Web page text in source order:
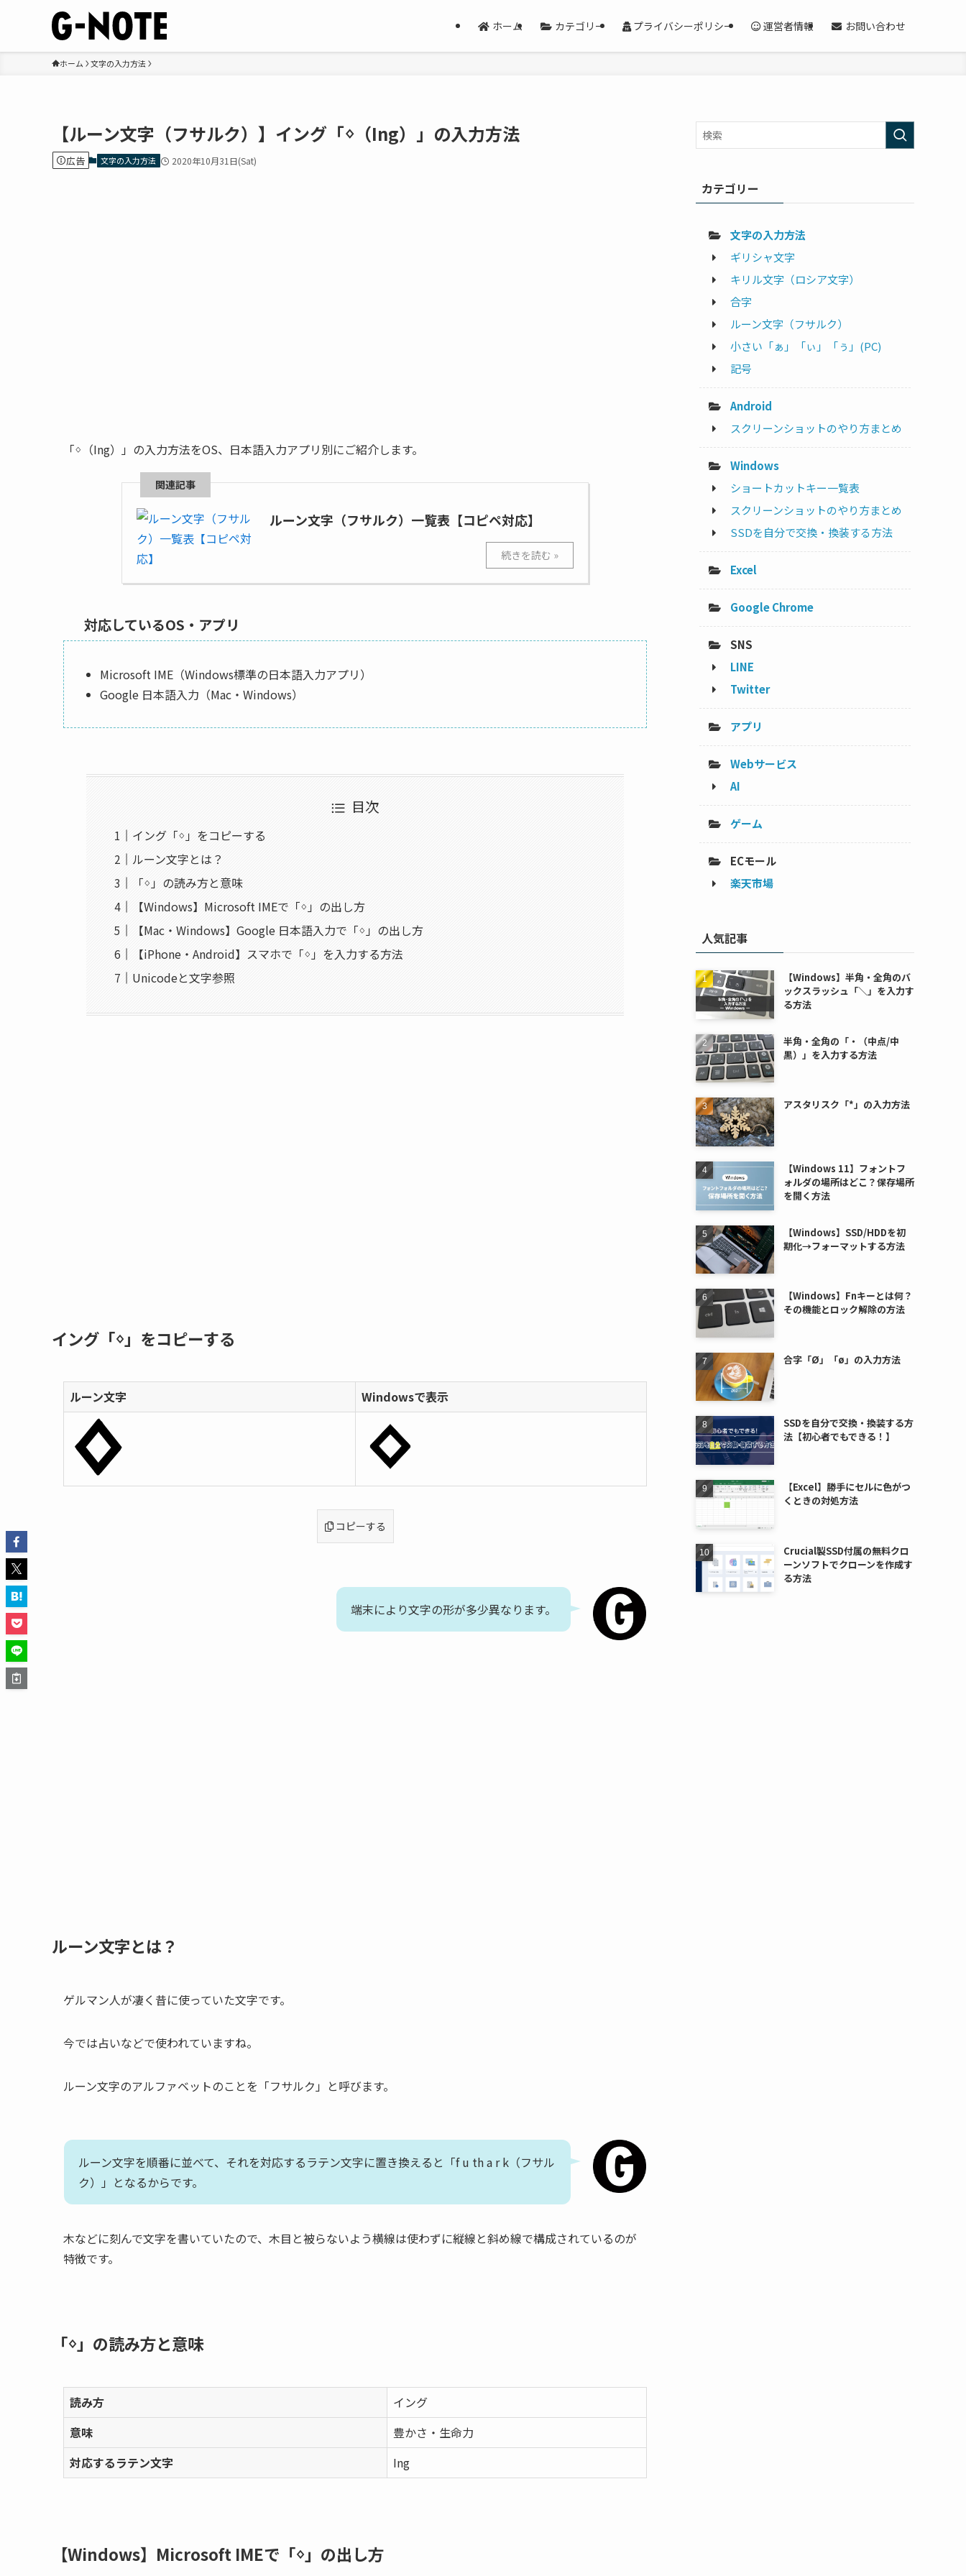
ホーム カテゴリー プライバシーポリシー 運営者情報 お問い合わせ
ホーム 文字の入力方法
【ルーン文字（フサルク）】イング「ᛜ（Ing）」の入力方法
広告 文字の入力方法 2020年10月31日(Sat)
「ᛜ（Ing）」の入力方法をOS、日本語入力アプリ別にご紹介します。
ルーン文字（フサルク）一覧表【コピペ対応】
対応しているOS・アプリ
Microsoft IME（Windows標準の日本語入力アプリ）
Google 日本語入力（Mac・Windows）
目次
イング「ᛜ」をコピーする
ルーン文字とは？
「ᛜ」の読み方と意味
【Windows】Microsoft IMEで「ᛜ」の出し方
【Mac・Windows】Google 日本語入力で「ᛜ」の出し方
【iPhone・Android】スマホで「ᛜ」を入力する方法
Unicodeと文字参照
イング「ᛜ」をコピーする
ルーン文字 Windowsで表示
コピーする
端末により文字の形が多少異なります。
ルーン文字とは？
ゲルマン人が凄く昔に使っていた文字です。
今では占いなどで使われていますね。
ルーン文字のアルファベットのことを「フサルク」と呼びます。
ルーン文字を順番に並べて、それを対応するラテン文字に置き換えると「f u th a r k（フサル
ク）」となるからです。
木などに刻んで文字を書いていたので、木目と被らないよう横線は使わずに縦線と斜め線で構成されているのが
特徴です。
「ᛜ」の読み方と意味
読み方
イング
意味
豊かさ・生命力
対応するラテン文字
Ing
【Windows】Microsoft IMEで「ᛜ」の出し方
カテゴリー
文字の入力方法
ギリシャ文字
キリル文字（ロシア文字）
合字
ルーン文字（フサルク）
小さい「ぁ」「ぃ」「ぅ」(PC)
記号
Android
スクリーンショットのやり方まとめ
Windows
ショートカットキー一覧表
スクリーンショットのやり方まとめ
SSDを自分で交換・換装する方法
Excel
Google Chrome
SNS
LINE
Twitter
アプリ
Webサービス
AI
ゲーム
ECモール
楽天市場
人気記事
【Windows】半角・全角のバ
ックスラッシュ「＼」を入力す
る方法
半角・全角の「・（中点/中
黒）」を入力する方法
アスタリスク「*」の入力方法
【Windows 11】フォントフ
ォルダの場所はどこ？保存場所
を開く方法
【Windows】SSD/HDDを初
期化→フォーマットする方法
【Windows】Fnキーとは何？
その機能とロック解除の方法
合字「Ø」「ø」の入力方法
SSDを自分で交換・換装する方
法【初心者でもできる！】
【Excel】勝手にセルに色がつ
くときの対処方法
Crucial製SSD付属の無料クロ
ーンソフトでクローンを作成す
る方法